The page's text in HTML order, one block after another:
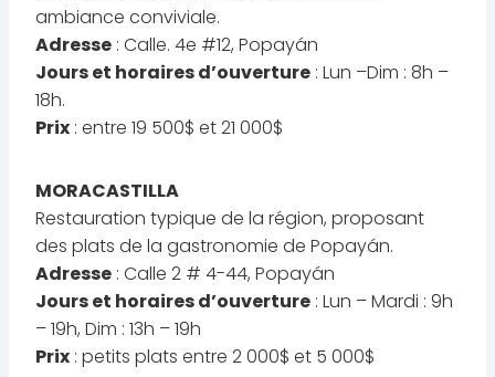
ambiance conviviale.
Adresse : Calle. 4e #12, Popayán
Jours et horaires d’ouverture : Lun –Dim : 8h –
18h.
Prix : entre 19 500$ et 21 000$
MORACASTILLA
Restauration typique de la région, proposant
des plats de la gastronomie de Popayán.
Adresse : Calle 2 # 4-44, Popayán
Jours et horaires d’ouverture : Lun – Mardi : 9h
– 19h, Dim : 13h – 19h
Prix : petits plats entre 2 000$ et 5 000$